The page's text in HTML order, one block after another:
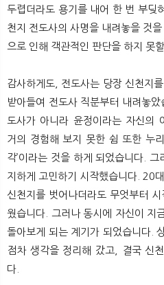
두렵더라도 용기를 내어 한 번 부딪
천지 전도사의 사명을 내려놓을 것
으로 인해 객관적인 판단을 하지 못
감사하게도, 전도사는 당장 신천지
받아들여 전도사 직분부터 내려놓
도사가 아니라 윤정이라는 자신의
거의 경험해 보지 못한 쉼 또한 누
각’이라는 것을 하게 되었습니다.
지하게 고민하기 시작했습니다. 20
신천지를 벗어나더라도 무엇부터
웠습니다. 그러나 동시에 자신이 지
돌아보게 되는 계기가 되었습니다.
점차 생각을 정리해 갔고, 결국 신
다.